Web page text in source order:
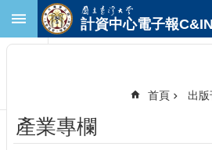
跳到主要內容區塊
首
頁
計資中心電子報
首頁 出版
產業專欄